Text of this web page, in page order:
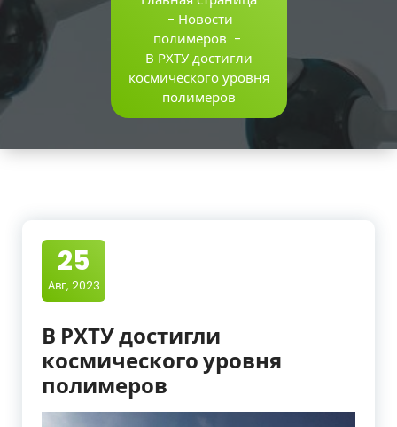
- Новости
полимеров -
В РХТУ достигли
космического уровня
полимеров
25
Авг, 2023
В РХТУ достигли
космического уровня
полимеров